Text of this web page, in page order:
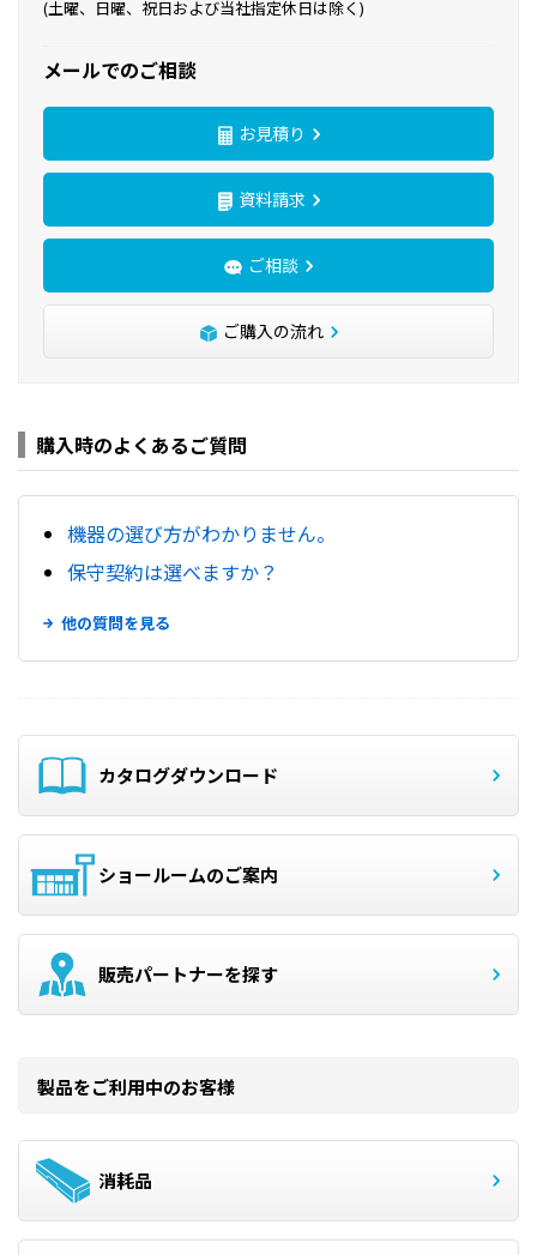
(土曜、日曜、祝日および当社指定休日は除く)
メールでのご相談
お見積り
資料請求
ご相談
ご購入の流れ
購入時のよくあるご質問
機器の選び方がわかりません。
保守契約は選べますか？
他の質問を見る
カタログダウンロード
ショールームのご案内
販売パートナーを探す
製品をご利用中のお客様
消耗品